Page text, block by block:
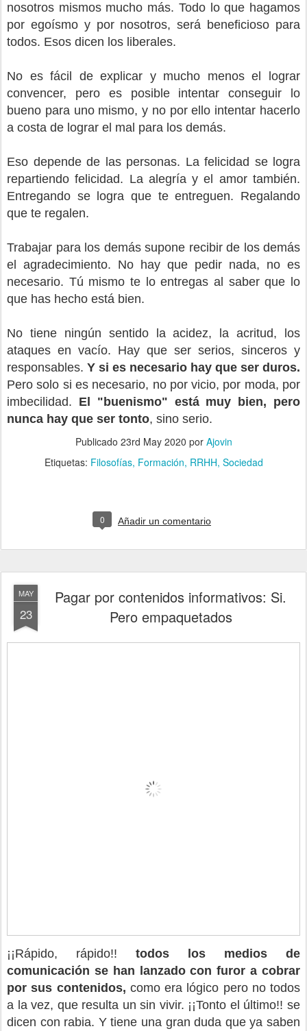
nosotros mismos mucho más. Todo lo que hagamos
por egoísmo y por nosotros, será beneficioso para
todos. Esos dicen los liberales.
No es fácil de explicar y mucho menos el lograr
convencer, pero es posible intentar conseguir lo
bueno para uno mismo, y no por ello intentar hacerlo
a costa de lograr el mal para los demás.
Eso depende de las personas. La felicidad se logra
repartiendo felicidad. La alegría y el amor también.
Entregando se logra que te entreguen. Regalando
que te regalen.
Trabajar para los demás supone recibir de los demás
el agradecimiento. No hay que pedir nada, no es
necesario. Tú mismo te lo entregas al saber que lo
que has hecho está bien.
No tiene ningún sentido la acidez, la acritud, los
ataques en vacío. Hay que ser serios, sinceros y
responsables. Y si es necesario hay que ser duros.
Pero solo si es necesario, no por vicio, por moda, por
imbecilidad. El "buenismo" está muy bien, pero
nunca hay que ser tonto, sino serio.
Publicado 23rd May 2020 por Ajovin
Etiquetas: Filosofías Formación RRHH Sociedad
0 Añadir un comentario
MAY
23
Pagar por contenidos informativos: Si.
Pero empaquetados
¡¡Rápido, rápido!! todos los medios de
comunicación se han lanzado con furor a cobrar
por sus contenidos, como era lógico pero no todos
a la vez, que resulta un sin vivir. ¡¡Tonto el último!! se
dicen con rabia. Y tiene una gran duda que ya saben